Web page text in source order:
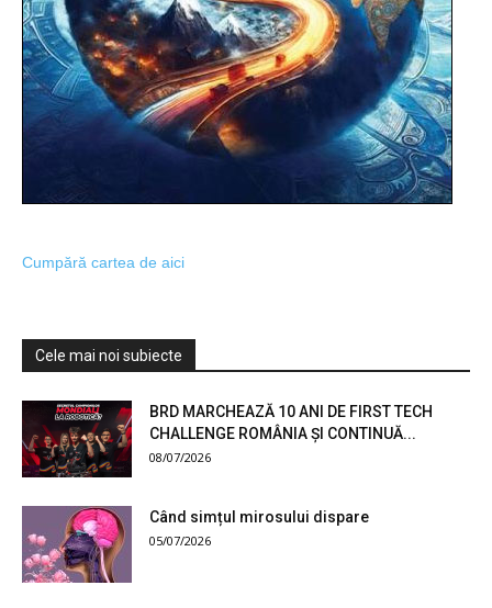
Cumpără cartea de aici
Cele mai noi subiecte
BRD MARCHEAZĂ 10 ANI DE FIRST TECH
CHALLENGE ROMÂNIA ȘI CONTINUĂ...
08/07/2026
Când simțul mirosului dispare
05/07/2026